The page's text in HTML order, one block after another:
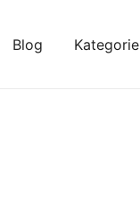
Blog Kategorie